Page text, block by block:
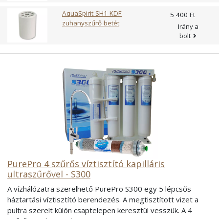
5 db mechanikai szűrő védi a fő szűrőegységeket a lebegő
szennyeződésektől, ezáltal biztosítja a tökéletes, hosszú
távú működést, illetve akadályozza meg, hogy
AquaSpirit SH1 KDF
zuhanyszűrő betét
5 400 Ft
Irány a
bolt
PurePro 4 szűrős víztisztító kapilláris
ultraszűrővel - S300
A vízhálózatra szerelhető PurePro S300 egy 5 lépcsős
háztartási víztisztító berendezés. A megtisztított vizet a
pultra szerelt külön csaptelepen keresztül vesszük. A 4